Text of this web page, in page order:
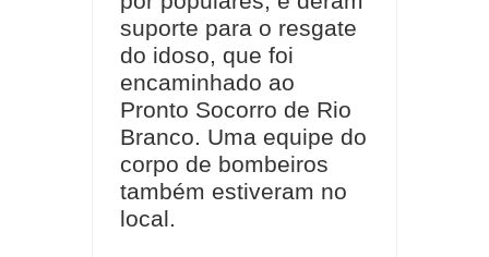
suporte para o resgate
do idoso, que foi
encaminhado ao
Pronto Socorro de Rio
Branco. Uma equipe do
corpo de bombeiros
também estiveram no
local.